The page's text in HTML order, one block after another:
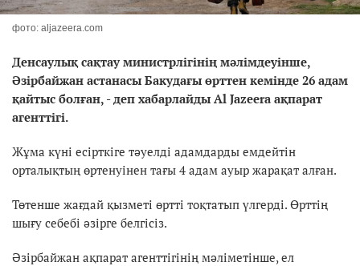
фото: aljazeera.com
Денсаулық сақтау министрлігінің мәлімдеуінше,
Әзірбайжан астанасы Бакудағы өрттен кемінде 26 адам
қайтыс болған, - деп хабарлайды Al Jazeera ақпарат
агенттігі.
Жұма күні есірткіге тәуелді адамдарды емдейтін
орталықтың өртенуінен тағы 4 адам ауыр жарақат алған.
Төтенше жағдай қызметі өртті тоқтатып үлгерді. Өрттің
шығу себебі әзірге белгісіз.
Әзірбайжан ақпарат агенттігінің мәліметінше, ел